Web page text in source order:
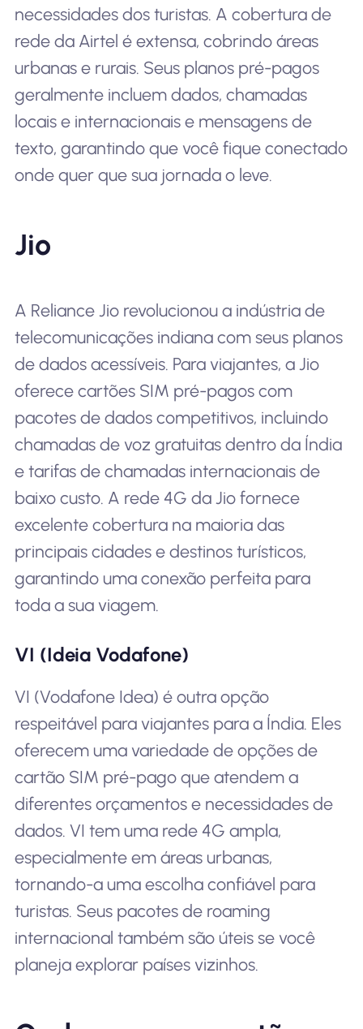
necessidades dos turistas. A cobertura de
rede da Airtel é extensa, cobrindo áreas
urbanas e rurais. Seus planos pré-pagos
geralmente incluem dados, chamadas
locais e internacionais e mensagens de
texto, garantindo que você fique conectado
onde quer que sua jornada o leve.
Jio
A Reliance Jio revolucionou a indústria de
telecomunicações indiana com seus planos
de dados acessíveis. Para viajantes, a Jio
oferece cartões SIM pré-pagos com
pacotes de dados competitivos, incluindo
chamadas de voz gratuitas dentro da Índia
e tarifas de chamadas internacionais de
baixo custo. A rede 4G da Jio fornece
excelente cobertura na maioria das
principais cidades e destinos turísticos,
garantindo uma conexão perfeita para
toda a sua viagem.
VI (Ideia Vodafone)
VI (Vodafone Idea) é outra opção
respeitável para viajantes para a Índia. Eles
oferecem uma variedade de opções de
cartão SIM pré-pago que atendem a
diferentes orçamentos e necessidades de
dados. VI tem uma rede 4G ampla,
especialmente em áreas urbanas,
tornando-a uma escolha confiável para
turistas. Seus pacotes de roaming
internacional também são úteis se você
planeja explorar países vizinhos.